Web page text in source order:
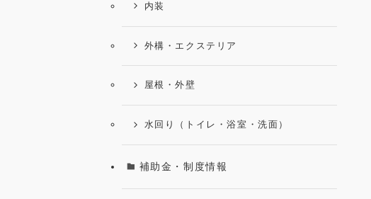
内装
外構・エクステリア
屋根・外壁
水回り（トイレ・浴室・洗面）
補助金・制度情報